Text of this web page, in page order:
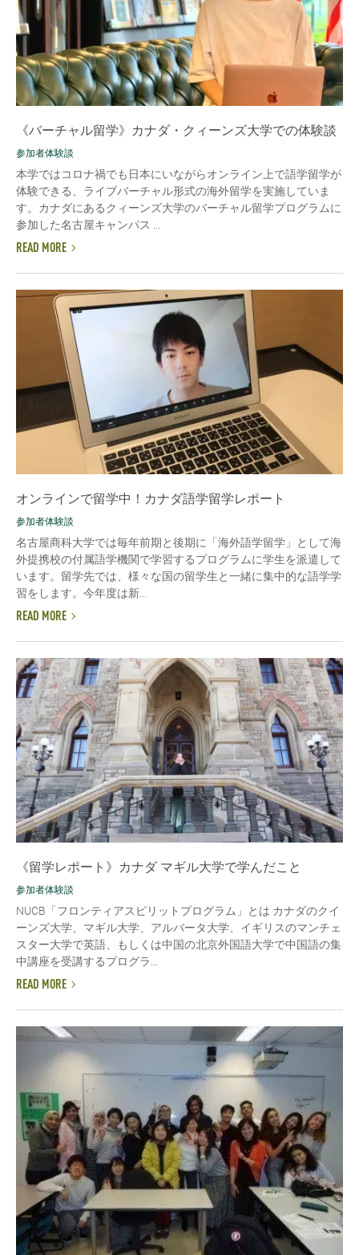
《バーチャル留学》カナダ・クィーンズ大学での体験談
参加者体験談
本学ではコロナ禍でも日本にいながらオンライン上で語学留学が
体験できる、ライブバーチャル形式の海外留学を実施していま
す。カナダにあるクィーンズ大学のバーチャル留学プログラムに
参加した名古屋キャンパス ...
READ MORE
オンラインで留学中！カナダ語学留学レポート
参加者体験談
名古屋商科大学では毎年前期と後期に「海外語学留学」として海
外提携校の付属語学機関で学習するプログラムに学生を派遣して
います。留学先では、様々な国の留学生と一緒に集中的な語学学
習をします。今年度は新...
READ MORE
《留学レポート》カナダ マギル大学で学んだこと
参加者体験談
NUCB「フロンティアスピリットプログラム」とは カナダのクイ
ーンズ大学、マギル大学、アルバータ大学、イギリスのマンチェ
スター大学で英語、もしくは中国の北京外国語大学で中国語の集
中講座を受講するプログラ...
READ MORE